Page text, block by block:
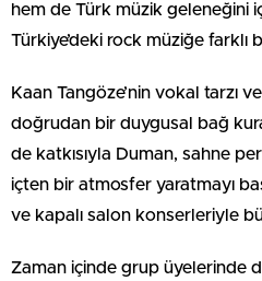
hem de Türk müzik geleneğini
Türkiye’deki rock müziğe farklı
Kaan Tangöze’nin vokal tarzı
doğrudan bir duygusal bağ
de katkısıyla Duman, sahne
içten bir atmosfer yaratmayı
ve kapalı salon konserleriyle
Zaman içinde grup üyelerinde